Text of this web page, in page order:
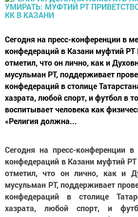
Сегодня на пресс-конференции в
конфедераций в Казани муфтий
отметил, что он лично, как и
мусульман РТ, поддерживает
конфедераций в столице
хазрата, любой спорт, и футбол в
воспитывает человека как
«Религия должна...
Сегодня на пресс-конференции
конфедераций в Казани муфтий
отметил, что он лично, как и
мусульман РТ, поддерживает
конфедераций в столице
хазрата, любой спорт, и